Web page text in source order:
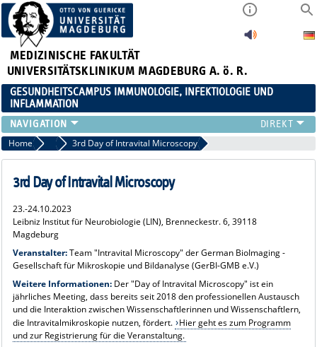
MEDIZINISCHE FAKULTÄT
UNIVERSITÄTSKLINIKUM MAGDEBURG A. ö. R.
GESUNDHEITSCAMPUS IMMUNOLOGIE, INFEKTIOLOGIE UND
INFLAMMATION
ÜBER UNS
MITGLIEDER
PAPER D. JAHRES
YOUNG ACADEMY
VERANSTALTUNGEN
LINKS
KONTAKT
Home Veranstaltungen 2023
3rd Day of Intravital Microscopy
3rd Day of Intravital Microscopy
23.-24.10.2023
Leibniz Institut für Neurobiologie (LIN), Brenneckestr. 6, 39118
Magdeburg
Veranstalter:Team "Intravital Microscopy" der German BioImaging -
Gesellschaft für Mikroskopie und Bildanalyse (GerBI-GMB e.V.)
Weitere Informationen:Der "Day of Intravital Microscopy" ist ein
jährliches Meeting, dass bereits seit 2018 den professionellen Austausch
und die Interaktion zwischen Wissenschaftlerinnen und Wissenschaftlern,
die Intravitalmikroskopie nutzen, fördert. Hier geht es zum Programm
und zur Registrierung für die Veranstaltung.